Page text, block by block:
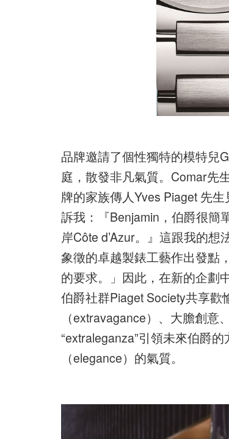
品牌邀請了個性獨特的模特兒
庭，散發非凡氣質。Comar先
牌的家族傳人Yves Piaget 先
訴我：『Benjamin，伯爵很
岸Côte d’Azur。』這跟我的
象徵的卓越製錶工藝作出發點
的要求。」因此，在新的企劃
伯爵社群Piaget Society共享
（extravagance）、大膽創
“extraleganza”引領未來伯爵
（elegance）的氣質。